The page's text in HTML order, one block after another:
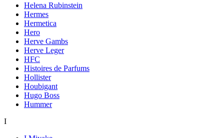
Helena Rubinstein
Hermes
Hermetica
Hero
Herve Gambs
Herve Leger
HFC
Histoires de Parfums
Hollister
Houbigant
Hugo Boss
Hummer
I